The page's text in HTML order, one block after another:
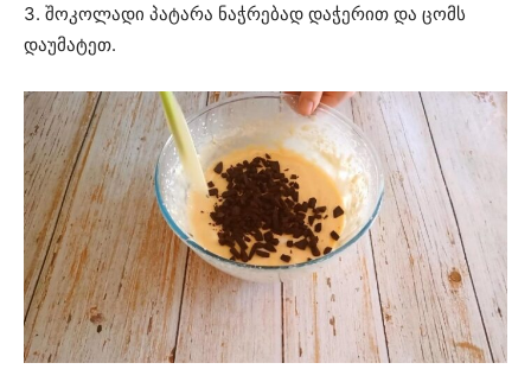
3. შოკოლადი პატარა ნაჭრებად დაჭერით და ცომს
დაუმატეთ.